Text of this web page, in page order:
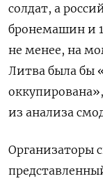
солдат, а
бронемашин и
не менее, на
Литва была бы
из анализа
Организаторы